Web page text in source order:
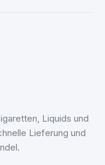
Liquids und
Lieferung und